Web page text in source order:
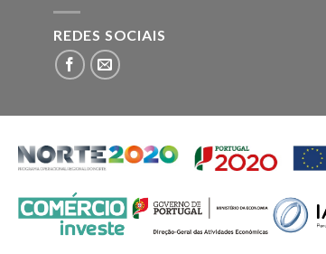
REDES SOCIAIS